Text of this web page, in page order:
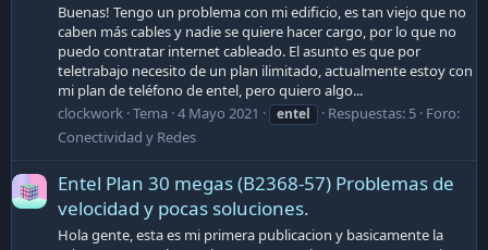
Buenas! Tengo un problema con mi edificio, es tan viejo que no
caben más cables y nadie se quiere hacer cargo, por lo que no
puedo contratar internet cableado. El asunto es que por
teletrabajo necesito de un plan ilimitado, actualmente estoy con
mi plan de teléfono de entel, pero quiero algo...
clockwork Tema 4 Mayo 2021 entel Respuestas: 5 Foro:
Conectividad y Redes
Entel Plan 30 megas (B2368-57) Problemas de
velocidad y pocas soluciones.
Hola gente, esta es mi primera publicacion y basicamente la